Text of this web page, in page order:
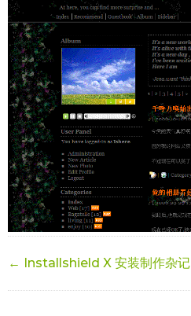
← Installshield X 安装制作杂记